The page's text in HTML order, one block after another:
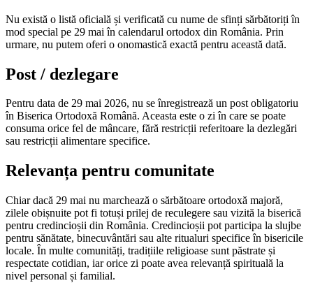
Nu există o listă oficială și verificată cu nume de sfinți sărbătoriți în
mod special pe 29 mai în calendarul ortodox din România. Prin
urmare, nu putem oferi o onomastică exactă pentru această dată.
Post / dezlegare
Pentru data de 29 mai 2026, nu se înregistrează un post obligatoriu
în Biserica Ortodoxă Română. Aceasta este o zi în care se poate
consuma orice fel de mâncare, fără restricții referitoare la dezlegări
sau restricții alimentare specifice.
Relevanța pentru comunitate
Chiar dacă 29 mai nu marchează o sărbătoare ortodoxă majoră,
zilele obișnuite pot fi totuși prilej de reculegere sau vizită la biserică
pentru credincioșii din România. Credincioșii pot participa la slujbe
pentru sănătate, binecuvântări sau alte ritualuri specifice în bisericile
locale. În multe comunități, tradițiile religioase sunt păstrate și
respectate cotidian, iar orice zi poate avea relevanță spirituală la
nivel personal și familial.